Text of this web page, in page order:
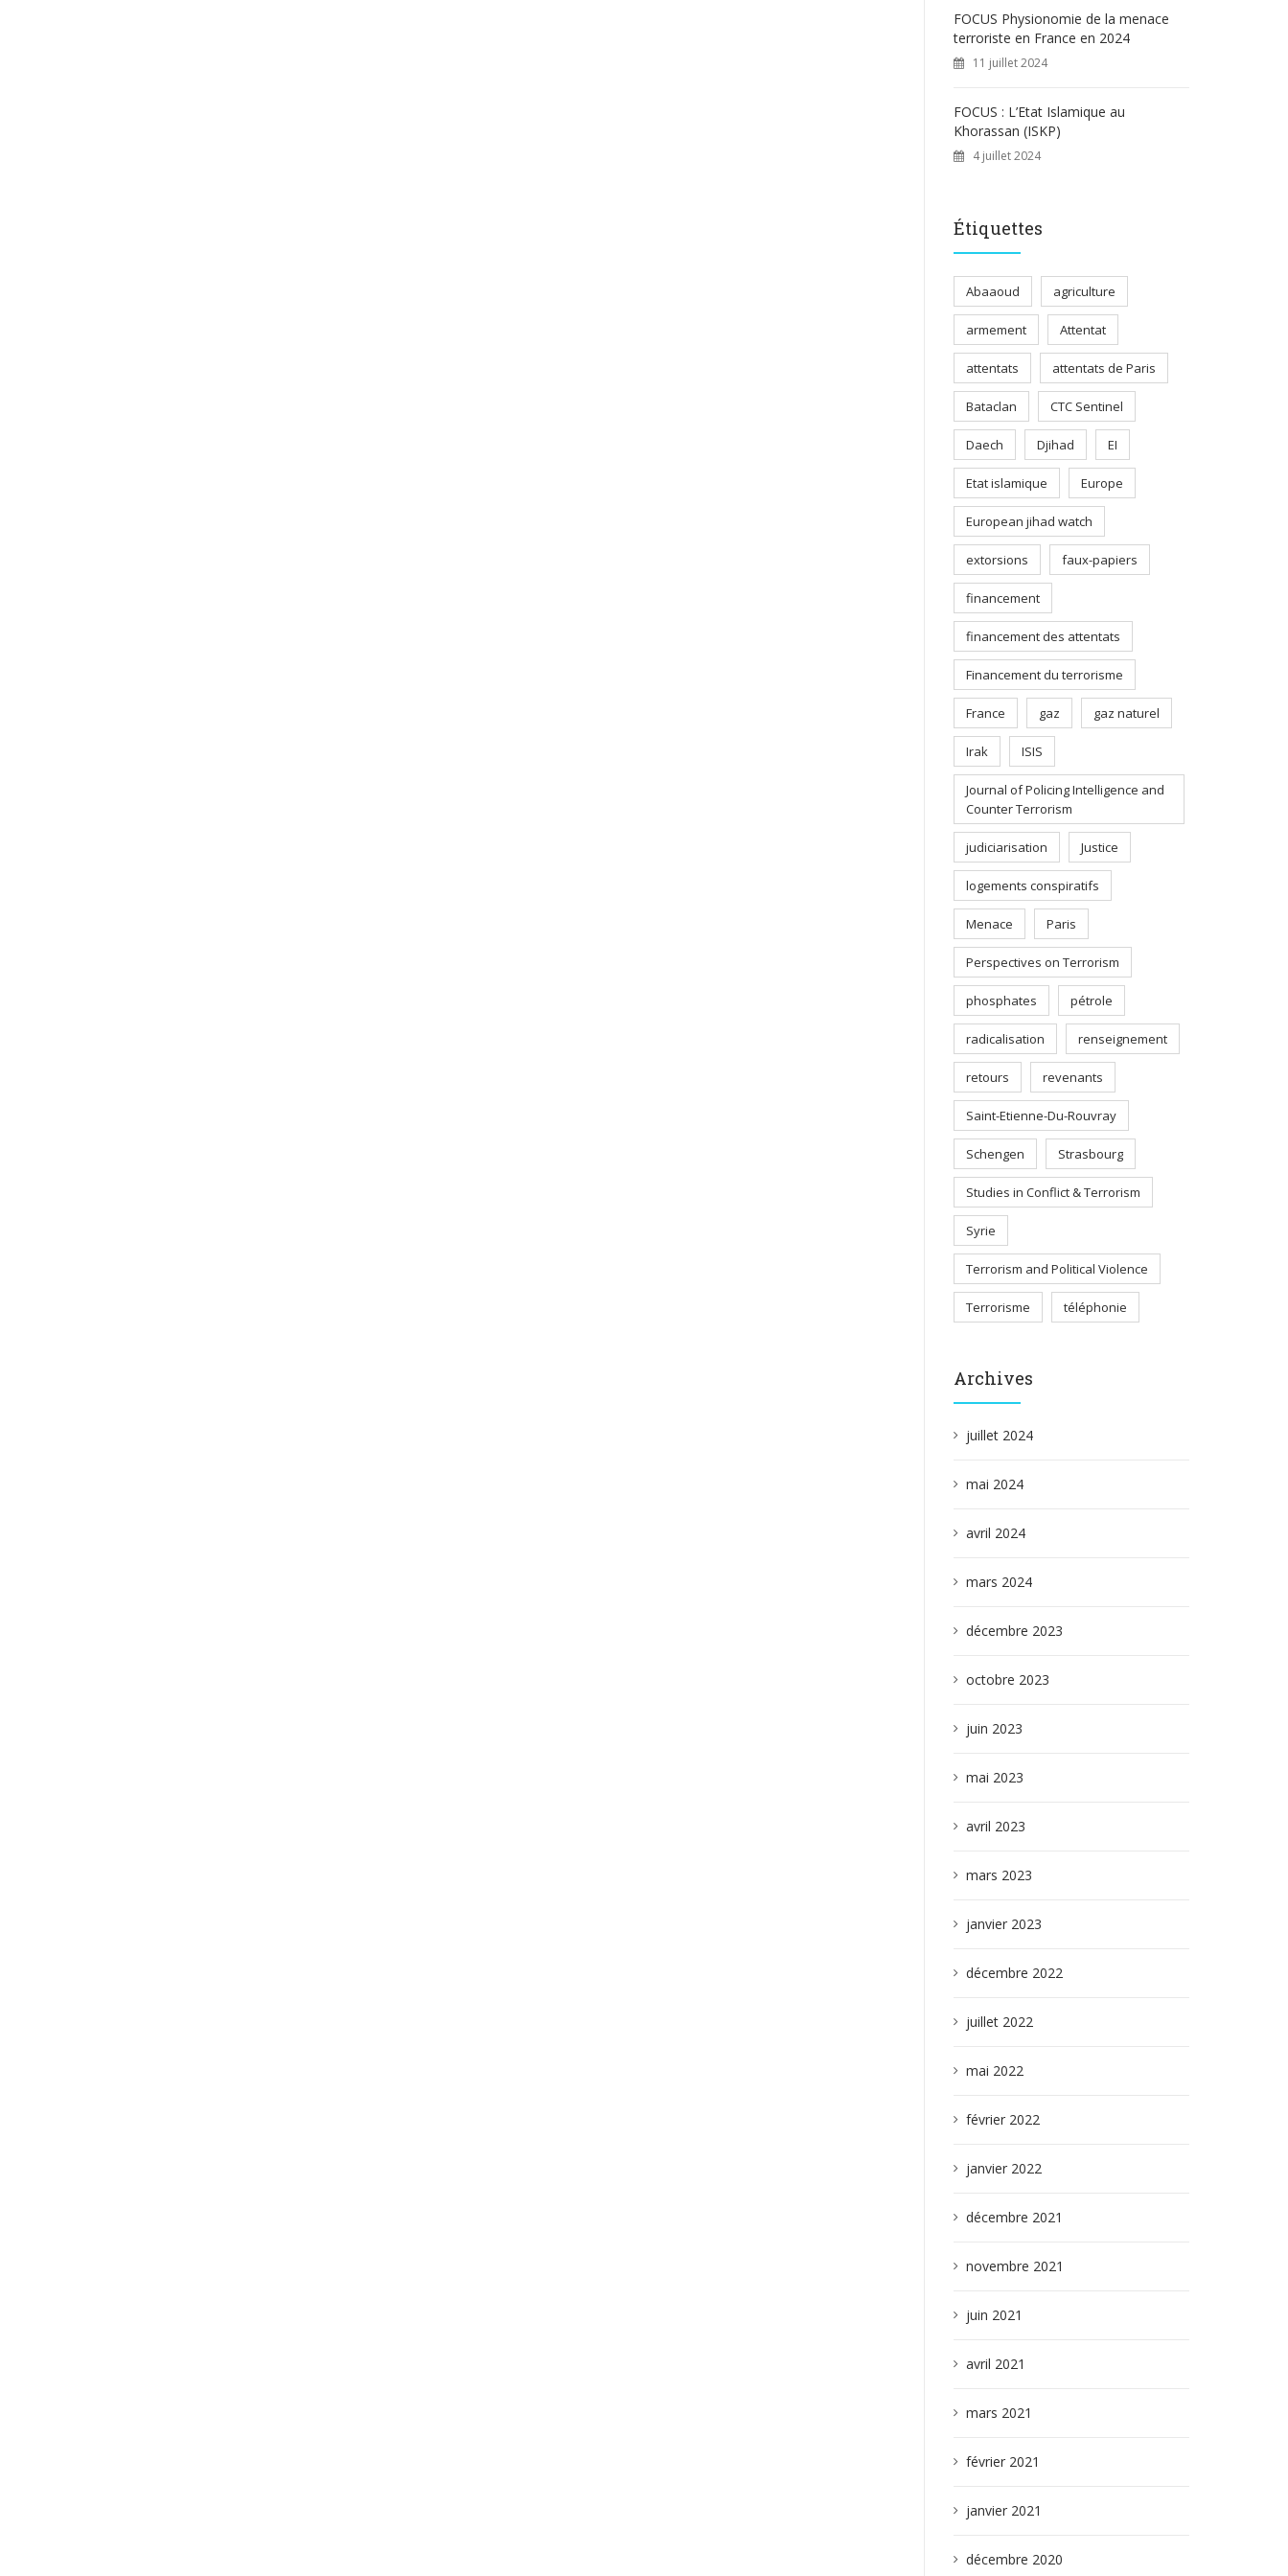
FOCUS Physionomie de la menace
terroriste en France en 2024
11 juillet 2024
FOCUS : L’Etat Islamique au
Khorassan (ISKP)
4 juillet 2024
Étiquettes
Abaaoud agriculture
armement Attentat
attentats attentats de Paris
Bataclan CTC Sentinel
Daech Djihad EI
Etat islamique Europe
European jihad watch
extorsions faux-papiers
financement
financement des attentats
Financement du terrorisme
France gaz gaz naturel
Irak ISIS
Journal of Policing Intelligence and
Counter Terrorism
judiciarisation Justice
logements conspiratifs
Menace Paris
Perspectives on Terrorism
phosphates pétrole
radicalisation renseignement
retours revenants
Saint-Etienne-Du-Rouvray
Schengen Strasbourg
Studies in Conflict & Terrorism
Syrie
Terrorism and Political Violence
Terrorisme téléphonie
Archives
juillet 2024
mai 2024
avril 2024
mars 2024
décembre 2023
octobre 2023
juin 2023
mai 2023
avril 2023
mars 2023
janvier 2023
décembre 2022
juillet 2022
mai 2022
février 2022
janvier 2022
décembre 2021
novembre 2021
juin 2021
avril 2021
mars 2021
février 2021
janvier 2021
décembre 2020